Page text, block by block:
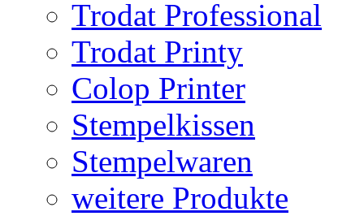
Trodat Professional
Trodat Printy
Colop Printer
Stempelkissen
Stempelwaren
weitere Produkte